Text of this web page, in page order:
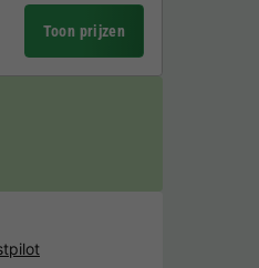
Toon prijzen